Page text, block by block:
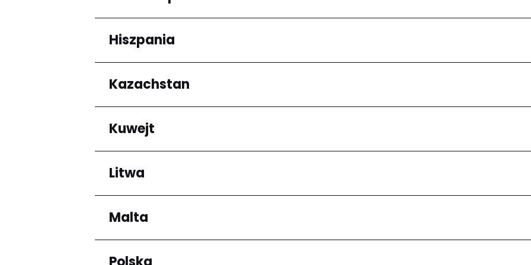
Arrondissement de Cayenne
Regiony
Grande-Terre
Hiszpania
Regiony
Andalucía
Kazachstan
Regiony
Almaty Region
Kuwejt
Regiony
Mubarak al-Kabir
Litwa
Regiony
Okręg kłajpedzki
Okręg mariampolski
Panevėžio apskritis
Malta
Regiony